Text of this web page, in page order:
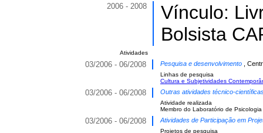
2006 - 2008
Vínculo:
Bolsista
Atividades
03/2006 - 06/2008 Pesquisa e desenvolvimento ,
Linhas de pesquisa
Cultura e Subjetividades
03/2006 - 06/2008 Outras atividades técnico-
Atividade realizada
Membro do Laboratório de
03/2006 - 06/2008 Atividades de Participação em
Projetos de pesquisa